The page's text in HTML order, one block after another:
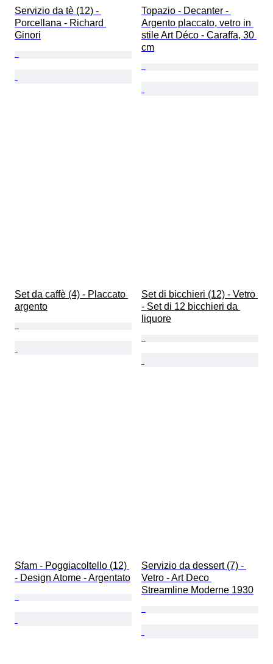
Servizio da tè (12) -
Porcellana - Richard
Ginori
Topazio - Decanter -
Argento placcato, vetro in
stile Art Déco - Caraffa, 30
cm
Set da caffè (4) - Placcato
argento
Set di bicchieri (12) - Vetro
- Set di 12 bicchieri da
liquore
Sfam - Poggiacoltello (12)
- Design Atome - Argentato
Servizio da dessert (7) -
Vetro - Art Deco
Streamline Moderne 1930